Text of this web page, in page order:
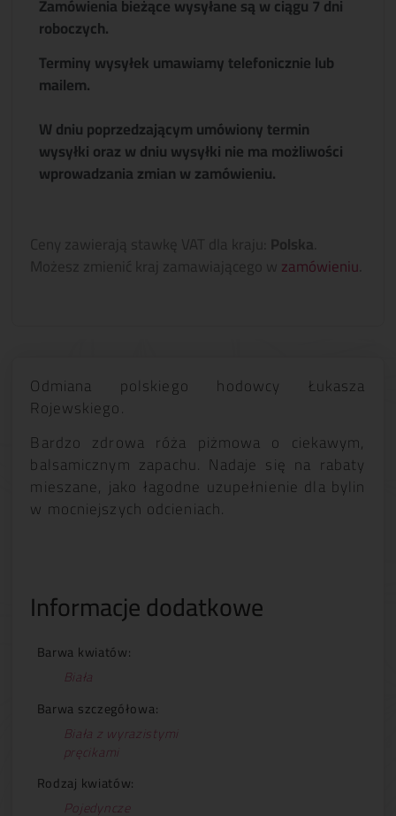
Zamówienia bieżące wysyłane są w ciągu 7 dni
roboczych.
Terminy wysyłek umawiamy telefonicznie lub
mailem.
W dniu poprzedzającym umówiony termin
wysyłki oraz w dniu wysyłki nie ma możliwości
wprowadzania zmian w zamówieniu.
Ceny zawierają stawkę VAT dla kraju: Polska
Możesz zmienić kraj zamawiającego wzamówieniu
Odmiana polskiego hodowcy Łukasza
Rojewskiego.
Bardzo zdrowa róża piżmowa o ciekawym,
balsamicznym zapachu. Nadaje się na rabaty
mieszane, jako łagodne uzupełnienie dla bylin
w mocniejszych odcieniach.
Informacje dodatkowe
Barwa kwiatów:
Biała
Barwa szczegółowa:
Biała z wyrazistymi
pręcikami
Rodzaj kwiatów:
Pojedyncze